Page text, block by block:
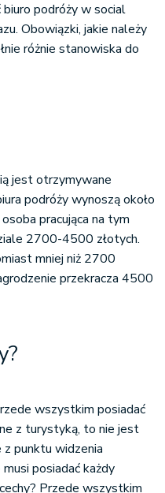
podróży w social
Obowiązki, jakie należy
różnie stanowiska do
jest otrzymywane
podróży wynoszą około
pracująca na tym
2700-4500 złotych.
mniej niż 2700
przekracza 4500
wszystkim posiadać
z turystyką, to nie jest
punktu widzenia
posiadać każdy
Przede wszystkim